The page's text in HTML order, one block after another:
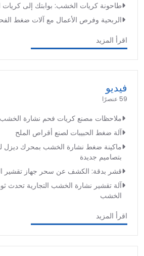
طاحونة كريات الخشب: بوابتك إلى كريات
الربحية وفرص الأعمال مع آلات ضغط
اقرأ المزيد
فيديو
59 عنصرًا
ملاحظات مصنع كريات فحم نشارة الخشب
آلة ضغط الحبيبات لصنع أقراص الملح
بتصاميم جديدة
قشر بدقة: الكشف عن سحر جهاز تقشير
آلة تقشير نشارة الخشب التجارية تحدث
الخشب
اقرأ المزيد